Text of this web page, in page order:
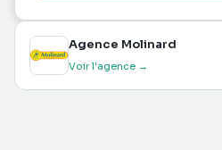
Agence Molinard
Voir l'agence →